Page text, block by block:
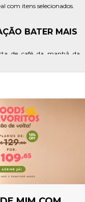
com itens selecionados.
BATER MAIS
de café da manhã da
manhãs comuns em
E
para cada emoção.
momentos delicados,
Giuliana Flores oferece
para tocar a alma e
DO SUL